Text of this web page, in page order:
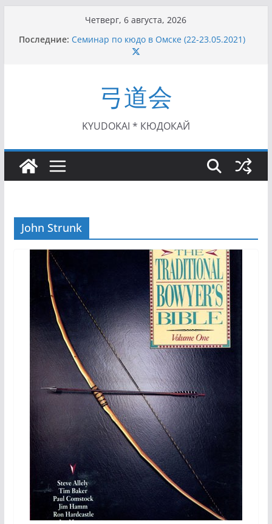
содержимому
Четверг, 6 августа, 2026
Последние: Семинар по кюдо в Омске (22-23.05.2021)
Чемпионат Росcии, Дёмино (2-5.09.2021)
II Кубок Посла Японии в России по Кюдо,
Орёл (25.07.2021)
I этап Кубка Московской области по Кюдо /
Сейдокан II (27.06.2021)
弓道会
KYUDOKAI * КЮДОКАЙ
John Strunk